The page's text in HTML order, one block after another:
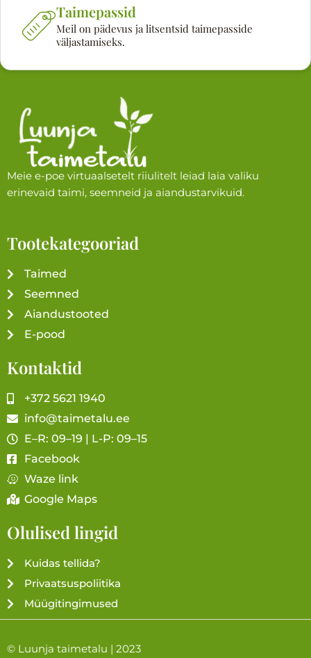
Taimepassid
Meil on pädevus ja litsentsid taimepasside
väljastamiseks.
Meie e-poe virtuaalsetelt riiulitelt leiad laia valiku
erinevaid taimi, seemneid ja aiandustarvikuid.
Tootekategooriad
Taimed
Seemned
Aiandustooted
E-pood
Kontaktid
+372 5621 1940
info@taimetalu.ee
E–R: 09–19 | L-P: 09–15
Facebook
Waze link
Google Maps
Olulised lingid
Kuidas tellida?
Privaatsuspoliitika
Müügitingimused
© Luunja taimetalu | 2023